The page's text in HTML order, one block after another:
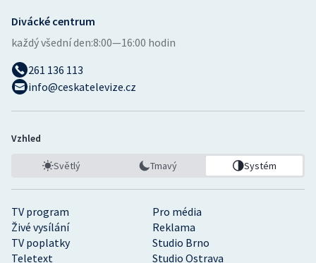
TV program
Pro média
Živé vysílání
Reklama
TV poplatky
Studio Brno
Teletext
Studio Ostrava
Divácké centrum
každý všední den:8:00—16:00 hodin
261 136 113
info@ceskatelevize.cz
Vzhled
Světlý Tmavý Systém